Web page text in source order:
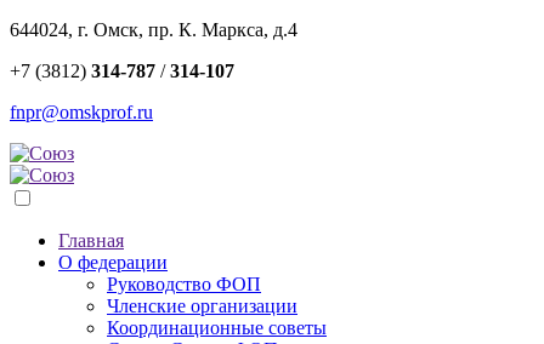
644024, г. Омск, пр. К. Маркса, д.4
+7 (3812) 314-787 /314-107
fnpr@omskprof.ru
Главная
О федерации
Руководство ФОП
Членские организации
Координационные советы